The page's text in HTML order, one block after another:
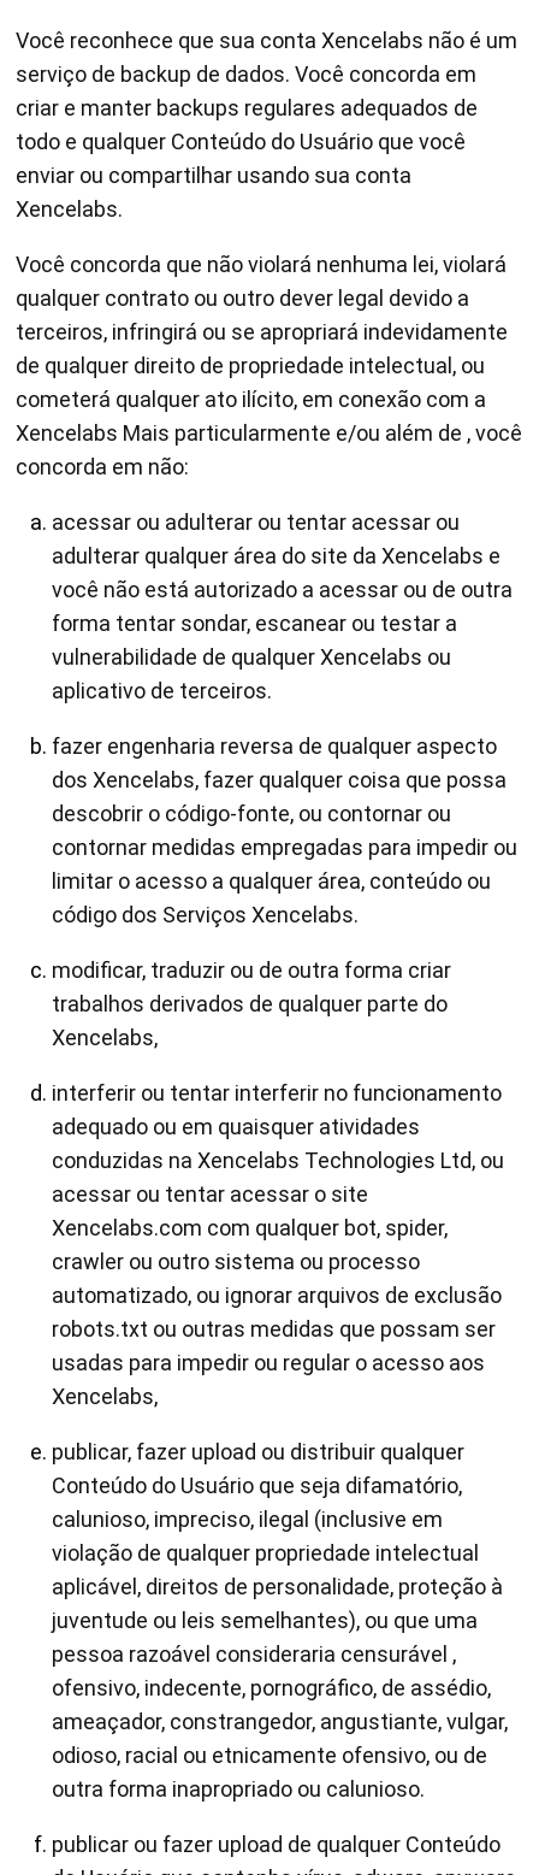
Você reconhece que sua conta Xencelabs não é um
serviço de backup de dados. Você concorda em
criar e manter backups regulares adequados de
todo e qualquer Conteúdo do Usuário que você
enviar ou compartilhar usando sua conta
Xencelabs.
Você concorda que não violará nenhuma lei, violará
qualquer contrato ou outro dever legal devido a
terceiros, infringirá ou se apropriará indevidamente
de qualquer direito de propriedade intelectual, ou
cometerá qualquer ato ilícito, em conexão com a
Xencelabs Mais particularmente e/ou além de , você
concorda em não:
acessar ou adulterar ou tentar acessar ou
adulterar qualquer área do site da Xencelabs e
você não está autorizado a acessar ou de outra
forma tentar sondar, escanear ou testar a
vulnerabilidade de qualquer Xencelabs ou
aplicativo de terceiros.
fazer engenharia reversa de qualquer aspecto
dos Xencelabs, fazer qualquer coisa que possa
descobrir o código-fonte, ou contornar ou
contornar medidas empregadas para impedir ou
limitar o acesso a qualquer área, conteúdo ou
código dos Serviços Xencelabs.
modificar, traduzir ou de outra forma criar
trabalhos derivados de qualquer parte do
Xencelabs,
interferir ou tentar interferir no funcionamento
adequado ou em quaisquer atividades
conduzidas na Xencelabs Technologies Ltd, ou
acessar ou tentar acessar o site
Xencelabs.com com qualquer bot, spider,
crawler ou outro sistema ou processo
automatizado, ou ignorar arquivos de exclusão
robots.txt ou outras medidas que possam ser
usadas para impedir ou regular o acesso aos
Xencelabs,
publicar, fazer upload ou distribuir qualquer
Conteúdo do Usuário que seja difamatório,
calunioso, impreciso, ilegal (inclusive em
violação de qualquer propriedade intelectual
aplicável, direitos de personalidade, proteção à
juventude ou leis semelhantes), ou que uma
pessoa razoável consideraria censurável ,
ofensivo, indecente, pornográfico, de assédio,
ameaçador, constrangedor, angustiante, vulgar,
odioso, racial ou etnicamente ofensivo, ou de
outra forma inapropriado ou calunioso.
publicar ou fazer upload de qualquer Conteúdo